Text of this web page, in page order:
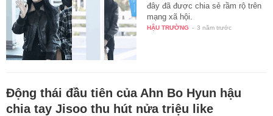
đây đã được chia sẻ rầm rộ trên
mạng xã hội.
HẬU TRƯỜNG - 3 năm trước
Động thái đầu tiên của Ahn Bo Hyun hậu
chia tay Jisoo thu hút nửa triệu like